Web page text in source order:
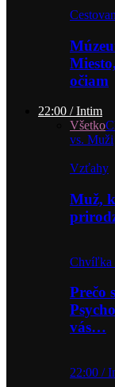
očiam
22:00 / Intim
Všetko
vs. Muži
Vzťahy
Muž,
Chvíľka
Prečo
vás…
22:00 /